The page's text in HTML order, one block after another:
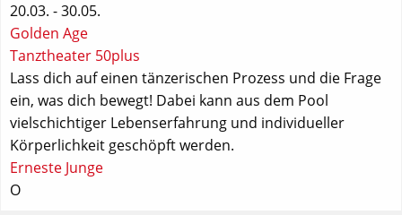
20.03. - 30.05.
Golden Age
Tanztheater 50plus
Lass dich auf einen tänzerischen Prozess und die Frage
ein, was dich bewegt! Dabei kann aus dem Pool
vielschichtiger Lebenserfahrung und individueller
Körperlichkeit geschöpft werden.
Erneste Junge
O